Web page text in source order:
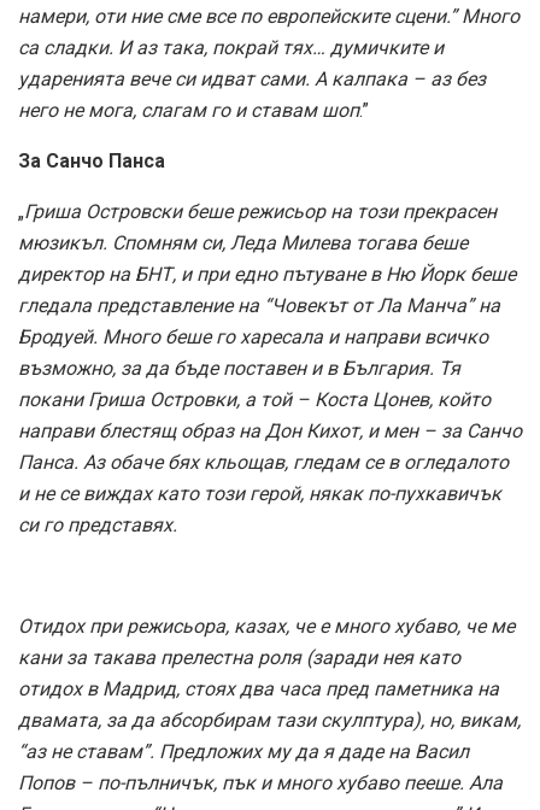
намери, оти ние сме все по европейските сцени.” Много
са сладки. И аз така, покрай тях… думичките и
ударенията вече си идват сами. А калпака – аз без
него не мога, слагам го и ставам шоп.”
За Санчо Панса
„Гриша Островски беше режисьор на този прекрасен
мюзикъл. Спомням си, Леда Милева тогава беше
директор на БНТ, и при едно пътуване в Ню Йорк беше
гледала представление на “Човекът от Ла Манча” на
Бродуей. Много беше го харесала и направи всичко
възможно, за да бъде поставен и в България. Тя
покани Гриша Островки, а той – Коста Цонев, който
направи блестящ образ на Дон Кихот, и мен – за Санчо
Панса. Аз обаче бях кльощав, гледам се в огледалото
и не се виждах като този герой, някак по-пухкавичък
си го представях.
Отидох при режисьора, казах, че е много хубаво, че ме
кани за такава прелестна роля (заради нея като
отидох в Мадрид, стоях два часа пред паметника на
двамата, за да абсорбирам тази скулптура), но, викам,
“аз не ставам”. Предложих му да я даде на Васил
Попов – по-пълничък, пък и много хубаво пееше. Ала